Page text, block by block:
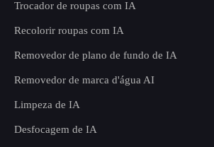
Trocador de roupas com IA
Recolorir roupas com IA
Removedor de plano de fundo de IA
Removedor de marca d'água AI
Limpeza de IA
Desfocagem de IA